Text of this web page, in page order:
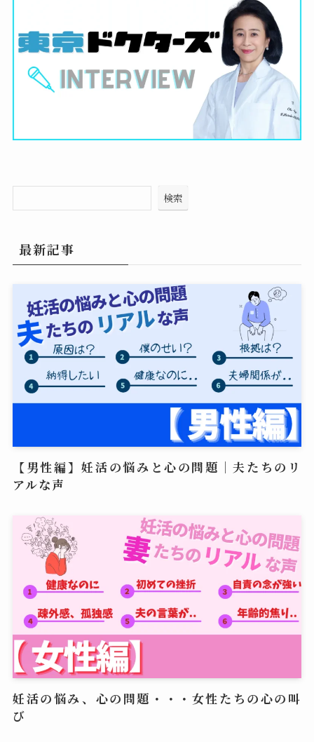
検索
最新記事
【男性編】妊活の悩みと心の問題｜夫たちのリ
アルな声
妊活の悩み、心の問題・・・女性たちの心の叫
び